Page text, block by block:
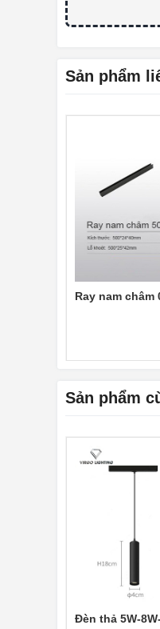
Sản phẩm
Ray nam châm
Sản phẩm
Đèn thả 5W-